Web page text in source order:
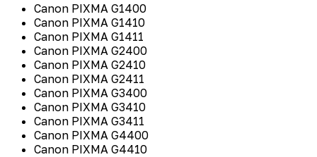
Canon PIXMA G1400
Canon PIXMA G1410
Canon PIXMA G1411
Canon PIXMA G2400
Canon PIXMA G2410
Canon PIXMA G2411
Canon PIXMA G3400
Canon PIXMA G3410
Canon PIXMA G3411
Canon PIXMA G4400
Canon PIXMA G4410